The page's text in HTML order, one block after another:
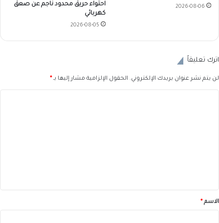
2026-08-06
احتواء حريق محدود ناجم عن صعق
كهربائي
2026-08-05
اترك تعليقاً
لن يتم نشر عنوان بريدك الإلكتروني. الحقول الإلزامية مشار إليها بـ*
*الاسم*